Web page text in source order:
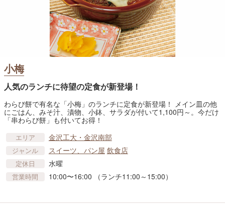
小梅
人気のランチに待望の定食が新登場！
わらび餅で有名な「小梅」のランチに定食が新登場！ メイン皿の他
にごはん、みそ汁、漬物、小鉢、サラダが付いて1,100円～。今だけ
「串わらび餅」も付いてお得！
エリア 金沢工大・金沢南部
ジャンル スイーツ、パン屋 飲食店
定休日 水曜
営業時間 10:00〜16:00 （ランチ11:00～15:00）